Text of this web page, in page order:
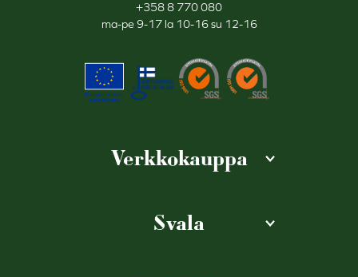
+358 8 770 080
ma-pe 9-17 la 10-16 su 12-16
Verkkokauppa
Svala